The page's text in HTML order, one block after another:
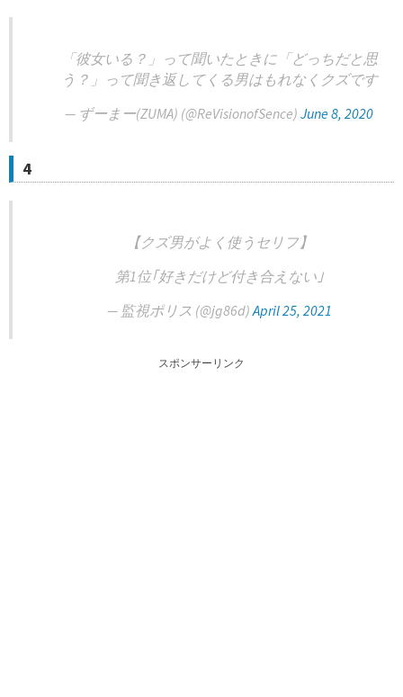
「彼女いる？」って聞いたときに「どっちだと思
う？」って聞き返してくる男はもれなくクズです
— ずーまー(ZUMA) (@ReVisionofSence) June 8, 2020
4
【クズ男がよく使うセリフ】
第1位｢好きだけど付き合えない｣
— 監視ポリス (@jg86d)April 25, 2021
スポンサーリンク